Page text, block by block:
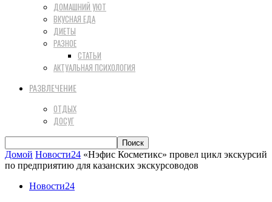
ДОМАШНИЙ УЮТ
ВКУСНАЯ ЕДА
ДИЕТЫ
РАЗНОЕ
СТАТЬИ
АКТУАЛЬНАЯ ПСИХОЛОГИЯ
РАЗВЛЕЧЕНИЕ
ОТДЫХ
ДОСУГ
Домой Новости24 «Нэфис Косметикс» провел цикл экскурсий
по предприятию для казанских экскурсоводов
Новости24